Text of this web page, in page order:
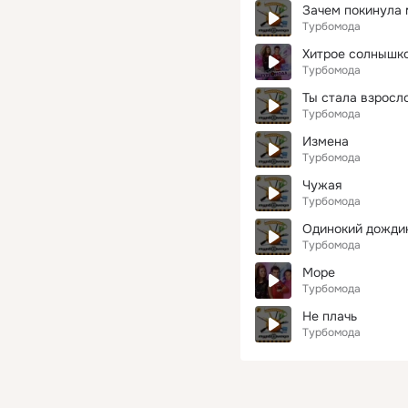
Зачем покинула
Турбомода
Хитрое
Турбомода
Ты стала
Турбомода
Измена
Турбомода
Чужая
Турбомода
Одинокий
Турбомода
Море
Турбомода
Не плачь
Турбомода